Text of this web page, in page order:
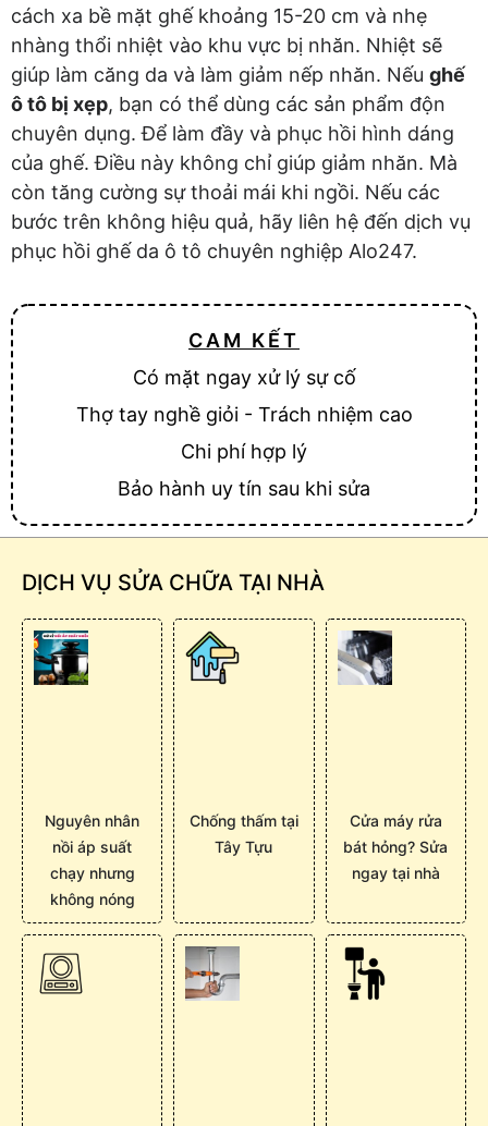
cách xa bề mặt ghế khoảng 15-20 cm và nhẹ
nhàng thổi nhiệt vào khu vực bị nhăn. Nhiệt sẽ
giúp làm căng da và làm giảm nếp nhăn. Nếu ghế
ô tô bị xẹp, bạn có thể dùng các sản phẩm độn
chuyên dụng. Để làm đầy và phục hồi hình dáng
của ghế. Điều này không chỉ giúp giảm nhăn. Mà
còn tăng cường sự thoải mái khi ngồi. Nếu các
bước trên không hiệu quả, hãy liên hệ đến dịch vụ
phục hồi ghế da ô tô chuyên nghiệp Alo247.
CAM KẾT
Có mặt ngay xử lý sự cố
Thợ tay nghề giỏi - Trách nhiệm cao
Chi phí hợp lý
Bảo hành uy tín sau khi sửa
DỊCH VỤ SỬA CHỮA TẠI NHÀ
Nguyên nhân
nồi áp suất
chạy nhưng
không nóng
Chống thấm tại
Tây Tựu
Cửa máy rửa
bát hỏng? Sửa
ngay tại nhà